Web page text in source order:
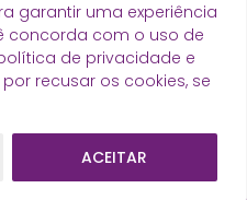
garantir uma experiência
concorda com o uso de
de privacidade e
recusar os cookies, se
ACEITAR
· Desenvolvido porZwei Arts